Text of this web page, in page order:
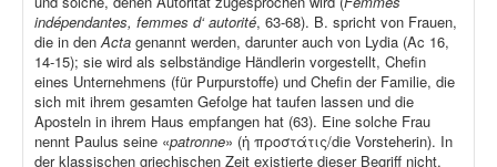
indépendantes, femmes d‘ autorité, 63-68). B. spricht von Frauen,
die in denActa genannt werden, darunter auch von Lydia (Ac 16,
14-15); sie wird als selbständige Händlerin vorgestellt, Chefin
eines Unternehmens (für Purpurstoffe) und Chefin der Familie, die
sich mit ihrem gesamten Gefolge hat taufen lassen und die
Aposteln in ihrem Haus empfangen hat (63). Eine solche Frau
nennt Paulus seine «patronne» (ἡ προστάτις/die Vorsteherin). In
der klassischen griechischen Zeit existierte dieser Begriff nicht,